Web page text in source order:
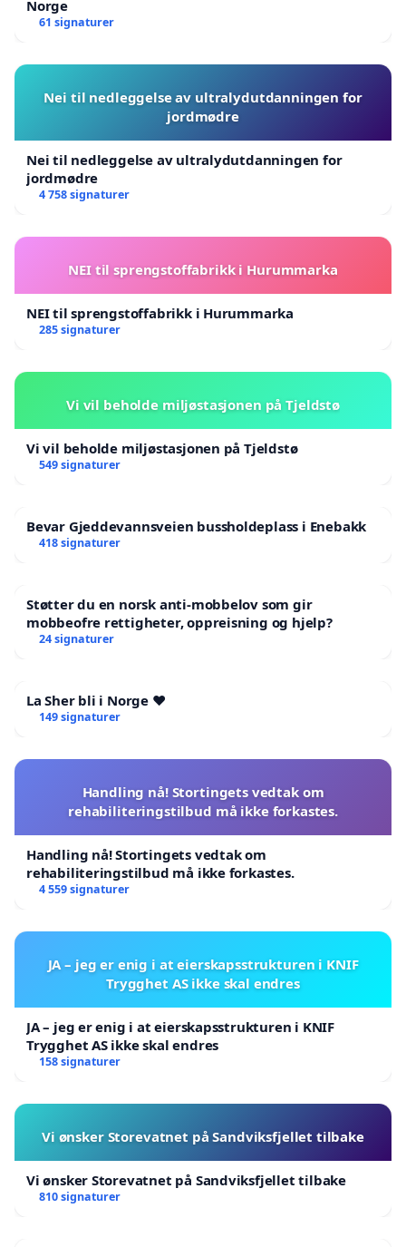
Norge
61 signaturer
Nei til nedleggelse av ultralydutdanningen for
jordmødre
Nei til nedleggelse av ultralydutdanningen for
jordmødre
4 758 signaturer
NEI til sprengstoffabrikk i Hurummarka
NEI til sprengstoffabrikk i Hurummarka
285 signaturer
Vi vil beholde miljøstasjonen på Tjeldstø
Vi vil beholde miljøstasjonen på Tjeldstø
549 signaturer
Bevar Gjeddevannsveien bussholdeplass i Enebakk
418 signaturer
Støtter du en norsk anti-mobbelov som gir
mobbeofre rettigheter, oppreisning og hjelp?
24 signaturer
La Sher bli i Norge ❤️
149 signaturer
Handling nå! Stortingets vedtak om
rehabiliteringstilbud må ikke forkastes.
Handling nå! Stortingets vedtak om
rehabiliteringstilbud må ikke forkastes.
4 559 signaturer
JA – jeg er enig i at eierskapsstrukturen i KNIF
Trygghet AS ikke skal endres
JA – jeg er enig i at eierskapsstrukturen i KNIF
Trygghet AS ikke skal endres
158 signaturer
Vi ønsker Storevatnet på Sandviksfjellet tilbake
Vi ønsker Storevatnet på Sandviksfjellet tilbake
810 signaturer